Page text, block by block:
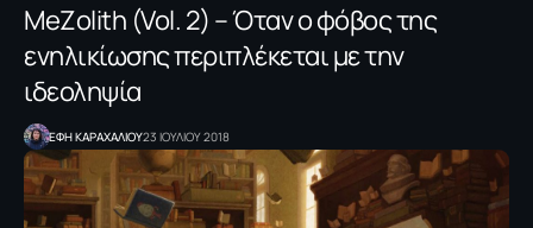
MeZolith (Vol. 2) – Όταν o φόβος της
ενηλικίωσης περιπλέκεται με την
ιδεοληψία
ΕΦΗ KΑΡΑΧΑΛΙΟΥ23 ΙΟΥΛΙΟΥ 2018